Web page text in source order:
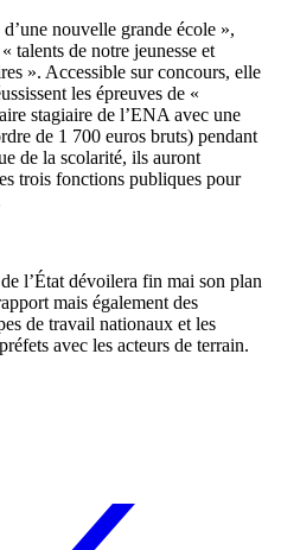
nouvelle grande école »,
talents de notre jeunesse et
». Accessible sur concours, elle
les épreuves de «
stagiaire de l’ENA avec une
de 1 700 euros bruts) pendant
de la scolarité, ils auront
trois fonctions publiques pour
l’État dévoilera fin mai son plan
mais également des
de travail nationaux et les
avec les acteurs de terrain.